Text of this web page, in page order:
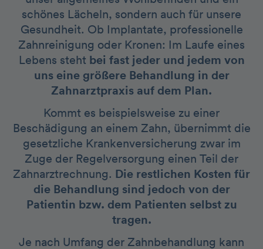
schönes Lächeln, sondern auch für unsere
Gesundheit. Ob Implantate, professionelle
Zahnreinigung oder Kronen: Im Laufe eines
Lebens steht bei fast jeder und jedem von
uns eine größere Behandlung in der
Zahnarztpraxis auf dem Plan.
Kommt es beispielsweise zu einer
Beschädigung an einem Zahn, übernimmt die
gesetzliche Krankenversicherung zwar im
Zuge der Regelversorgung einen Teil der
Zahnarztrechnung. Die restlichen Kosten für
die Behandlung sind jedoch von der
Patientin bzw. dem Patienten selbst zu
tragen.
Je nach Umfang der Zahnbehandlung kann